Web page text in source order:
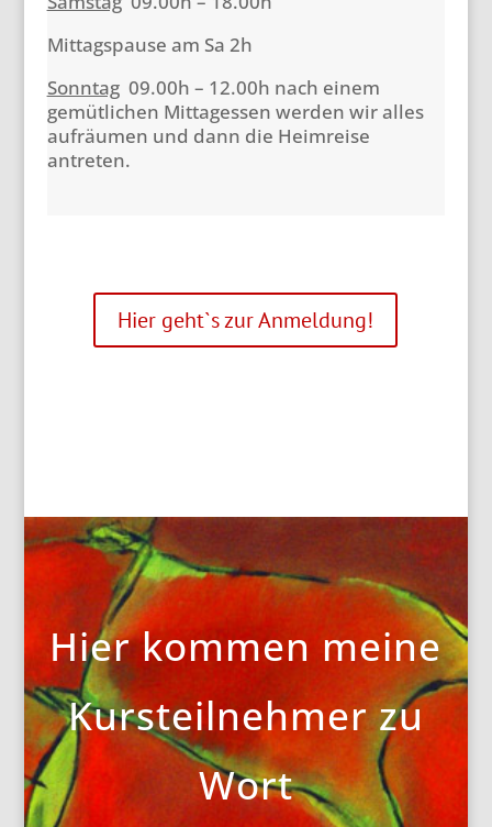
Mittagspause am Sa 2h
Sonntag09.00h – 12.00h nach einem
gemütlichen Mittagessen werden wir alles
aufräumen und dann die Heimreise
antreten.
Hier geht`s zur Anmeldung!
Hier kommen meine
Kursteilnehmer zu
Wort